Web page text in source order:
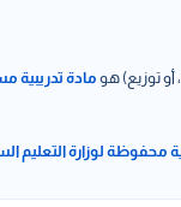
أو توزيع) هومادة تدريبية
محفوظة لوزارة التعليم